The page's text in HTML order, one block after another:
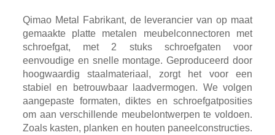
Qimao Metal Fabrikant, de leverancier van op maat
gemaakte platte metalen meubelconnectoren met
schroefgat, met 2 stuks schroefgaten voor
eenvoudige en snelle montage. Geproduceerd door
hoogwaardig staalmateriaal, zorgt het voor een
stabiel en betrouwbaar laadvermogen. We volgen
aangepaste formaten, diktes en schroefgatposities
om aan verschillende meubelontwerpen te voldoen.
Zoals kasten, planken en houten paneelconstructies.